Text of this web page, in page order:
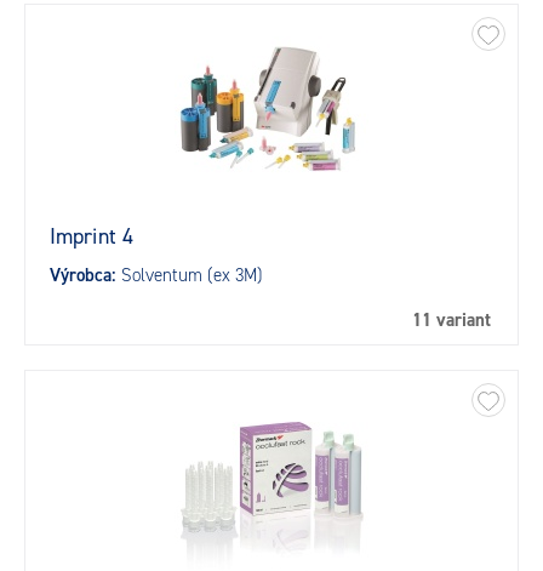
Imprint 4
Výrobca: Solventum (ex 3M)
11 variant